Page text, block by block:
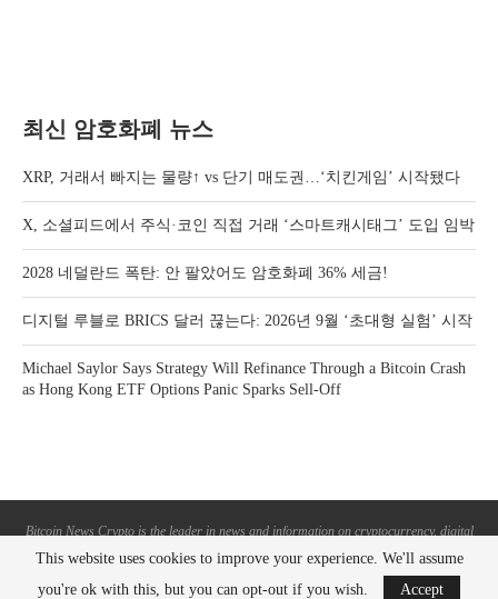
최신 암호화폐 뉴스
XRP, 거래서 빠지는 물량↑ vs 단기 매도권…‘치킨게임’ 시작됐다
X, 소셜피드에서 주식·코인 직접 거래 ‘스마트캐시태그’ 도입 임박
2028 네덜란드 폭탄: 안 팔았어도 암호화폐 36% 세금!
디지털 루블로 BRICS 달러 끊는다: 2026년 9월 ‘초대형 실험’ 시작
Michael Saylor Says Strategy Will Refinance Through a Bitcoin Crash
as Hong Kong ETF Options Panic Sparks Sell-Off
Bitcoin News Crypto is the leader in news and information on cryptocurrency, digital
assets and the future of money. Bitcoin News Crypto is here to help you with learning
the latest crypto news and bitcoin news.
This website uses cookies to improve your experience. We'll assume
you're ok with this, but you can opt-out if you wish.
Accept